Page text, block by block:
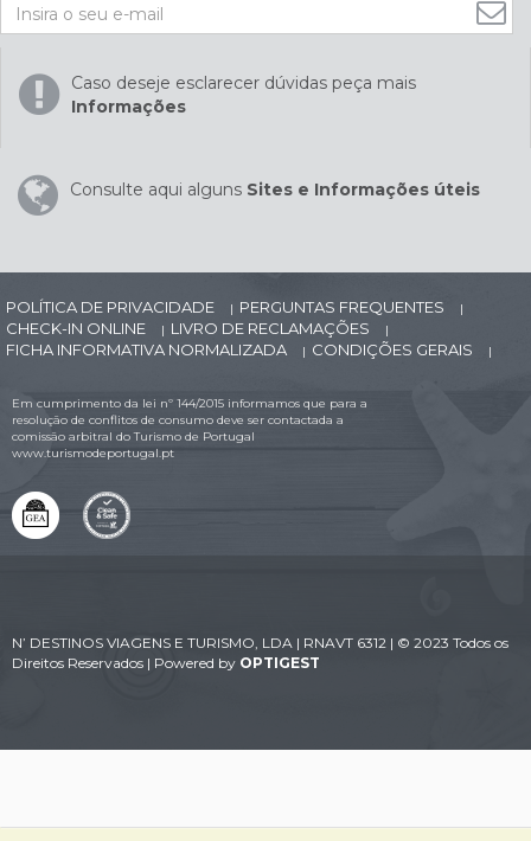
Caso deseje esclarecer dúvidas peça mais
Informações
Consulte aqui alguns Sites e Informações úteis
POLÍTICA DE PRIVACIDADE | PERGUNTAS FREQUENTES |
CHECK-IN ONLINE | LIVRO DE RECLAMAÇÕES |
FICHA INFORMATIVA NORMALIZADA | CONDIÇÕES GERAIS |
Em cumprimento da lei nº 144/2015 informamos que para a
resolução de conflitos de consumo deve ser contactada a
comissão arbitral do Turismo de Portugal
www.turismodeportugal.pt
N’ DESTINOS VIAGENS E TURISMO, LDA | RNAVT 6312 | © 2023 Todos os
Direitos Reservados | Powered by OPTIGEST